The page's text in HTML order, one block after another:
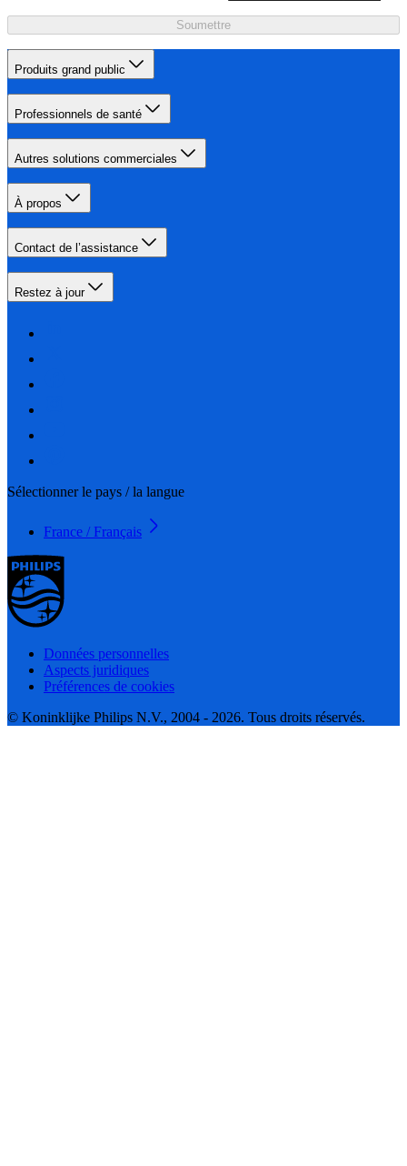
Soumettre
Produits grand public
Professionnels de santé
Autres solutions commerciales
À propos
Contact de l’assistance
Restez à jour
Sélectionner le pays / la langue
France / Français
Données personnelles
Aspects juridiques
Préférences de cookies
© Koninklijke Philips N.V., 2004 - 2026. Tous droits réservés.